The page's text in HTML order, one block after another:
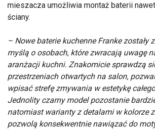
mieszacza umożliwia montaż baterii
ściany.
– Nowe baterie kuchenne Franke zostały
myślą o osobach, które zwracają uwagę
aranżacji kuchni. Znakomicie sprawdzą
przestrzeniach otwartych na salon,
wpisać strefę zmywania w estetykę
Jednolity czarny model pozostanie
natomiast warianty z detalami w kolorze
pozwolą konsekwentnie nawiązać do